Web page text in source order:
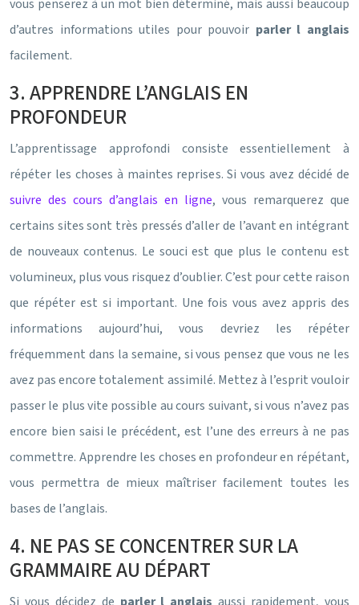
vous penserez à un mot bien déterminé, mais aussi beaucoup
d’autres informations utiles pour pouvoir parler l anglais
facilement.
3. APPRENDRE L’ANGLAIS EN
PROFONDEUR
L’apprentissage approfondi consiste essentiellement à
répéter les choses à maintes reprises. Si vous avez décidé de
suivre des cours d’anglais en ligne, vous remarquerez que
certains sites sont très pressés d’aller de l’avant en intégrant
de nouveaux contenus. Le souci est que plus le contenu est
volumineux, plus vous risquez d’oublier. C’est pour cette raison
que répéter est si important. Une fois vous avez appris des
informations aujourd’hui, vous devriez les répéter
fréquemment dans la semaine, si vous pensez que vous ne les
avez pas encore totalement assimilé. Mettez à l’esprit vouloir
passer le plus vite possible au cours suivant, si vous n’avez pas
encore bien saisi le précédent, est l’une des erreurs à ne pas
commettre. Apprendre les choses en profondeur en répétant,
vous permettra de mieux maîtriser facilement toutes les
bases de l’anglais.
4. NE PAS SE CONCENTRER SUR LA
GRAMMAIRE AU DÉPART